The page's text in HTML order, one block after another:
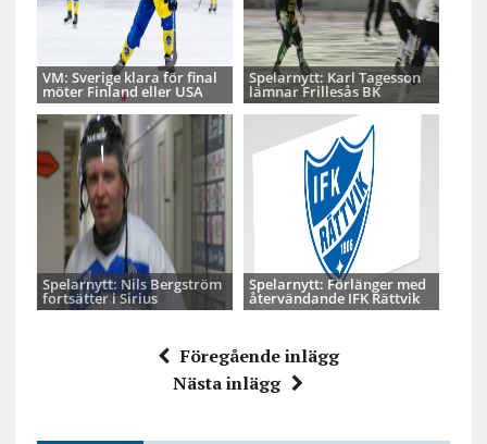
VM: Sverige klara för final
möter Finland eller USA
Spelarnytt: Karl Tagesson
lämnar Frillesås BK
Spelarnytt: Nils Bergström
fortsätter i Sirius
Spelarnytt: Förlänger med
återvändande IFK Rättvik
Föregående inlägg
Nästa inlägg